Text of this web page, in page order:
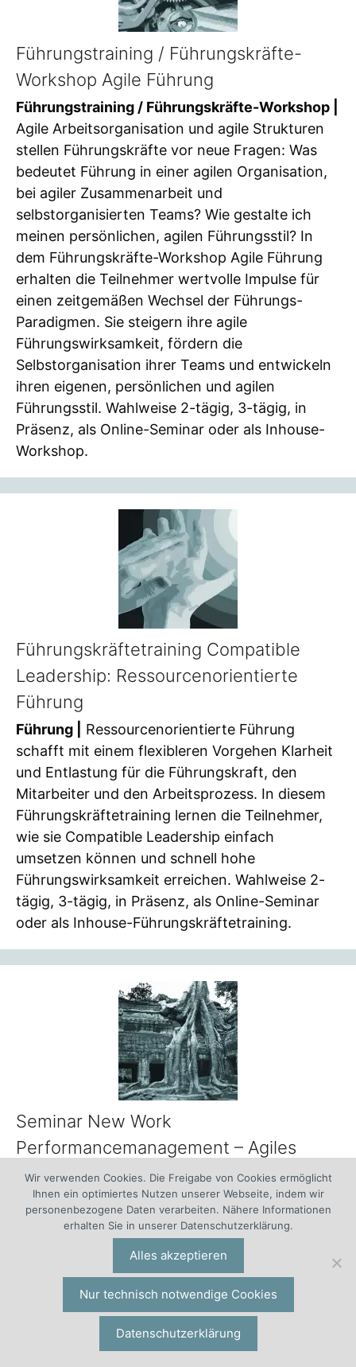
Führungstraining / Führungskräfte-
Workshop Agile Führung
Führungstraining / Führungskräfte-Workshop |
Agile Arbeitsorganisation und agile Strukturen
stellen Führungskräfte vor neue Fragen: Was
bedeutet Führung in einer agilen Organisation,
bei agiler Zusammenarbeit und
selbstorganisierten Teams? Wie gestalte ich
meinen persönlichen, agilen Führungsstil? In
dem Führungskräfte-Workshop Agile Führung
erhalten die Teilnehmer wertvolle Impulse für
einen zeitgemäßen Wechsel der Führungs-
Paradigmen. Sie steigern ihre agile
Führungswirksamkeit, fördern die
Selbstorganisation ihrer Teams und entwickeln
ihren eigenen, persönlichen und agilen
Führungsstil. Wahlweise 2-tägig, 3-tägig, in
Präsenz, als Online-Seminar oder als Inhouse-
Workshop.
Führungskräftetraining Compatible
Leadership: Ressourcenorientierte
Führung
Führung |
Ressourcenorientierte Führung
schafft mit einem flexibleren Vorgehen Klarheit
und Entlastung für die Führungskraft, den
Mitarbeiter und den Arbeitsprozess. In diesem
Führungskräftetraining lernen die Teilnehmer,
wie sie Compatible Leadership einfach
umsetzen können und schnell hohe
Führungswirksamkeit erreichen. Wahlweise 2-
tägig, 3-tägig, in Präsenz, als Online-Seminar
oder als Inhouse-Führungskräftetraining.
Seminar New Work
Performancemanagement – Agiles
Performancemanagement
Seminar Personalmanagement und Führung |
Wie können bestehende Zielsysteme und
werden? Wie etabliert man ein agiles
Performancemanagement? Welche
Unterstützung kann das Personalmanagement
für ein New Work Performancemanagement
leisten? Wie verknüpft man es mit Scrum,
Wir verwenden Cookies. Die Freigabe von Cookies ermöglicht
Ihnen ein optimiertes Nutzen unserer Webseite, indem wir
personenbezogene Daten verarbeiten. Nähere Informationen
erhalten Sie in unserer Datenschutzerklärung.
Alles akzeptieren
Nur technisch notwendige Cookies
Datenschutzerklärung